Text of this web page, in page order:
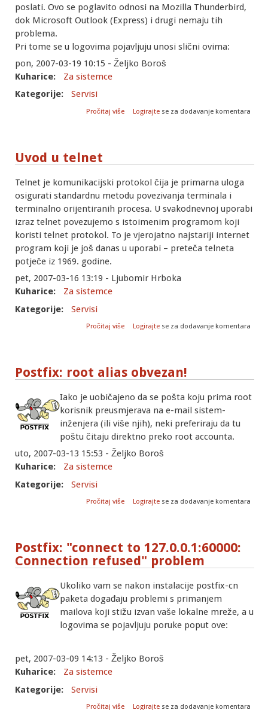
poslati. Ovo se poglavito odnosi na Mozilla Thunderbird,
dok Microsoft Outlook (Express) i drugi nemaju tih
problema.
Pri tome se u logovima pojavljuju unosi slični ovima:
pon, 2007-03-19 10:15 - Željko Boroš
Kuharice:
Za sistemce
Kategorije:
Servisi
Pročitaj više
o Postfix: potencijalni problemi sa SASL
Logirajte se za dodavanje komentara
Uvod u telnet
Telnet je komunikacijski protokol čija je primarna uloga
osigurati standardnu metodu povezivanja terminala i
terminalno orijentiranih procesa. U svakodnevnoj uporabi
izraz telnet povezujemo s istoimenim programom koji
koristi telnet protokol. To je vjerojatno najstariji internet
program koji je još danas u uporabi – preteča telneta
potječe iz 1969. godine.
pet, 2007-03-16 13:19 - Ljubomir Hrboka
Kuharice:
Za sistemce
Kategorije:
Servisi
Pročitaj više o Uvod u telnet
Logirajte se za dodavanje komentara
Postfix: root alias obvezan!
Iako je uobičajeno da se pošta koju prima root
korisnik preusmjerava na e-mail sistem-
inženjera (ili više njih), neki preferiraju da tu
poštu čitaju direktno preko root accounta.
uto, 2007-03-13 15:53 - Željko Boroš
Kuharice:
Za sistemce
Kategorije:
Servisi
Pročitaj više o Postfix: root alias obvezan!
Logirajte se za dodavanje komentara
Postfix: "connect to 127.0.0.1:60000:
Connection refused" problem
Ukoliko vam se nakon instalacije postfix-cn
paketa događaju problemi s primanjem
mailova koji stižu izvan vaše lokalne mreže, a u
logovima se pojavljuju poruke poput ove:
pet, 2007-03-09 14:13 - Željko Boroš
Kuharice:
Za sistemce
Kategorije:
Servisi
Pročitaj više o Postfix: "connect to 127.0.0.1:60000:
Logirajte se za dodavanje komentara